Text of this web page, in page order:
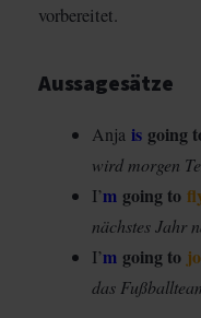
vorbereitet.
Aussagesätze
Anjais going
wird morgen
I’m goingto
nächstes Jahr
I’m goingto
das